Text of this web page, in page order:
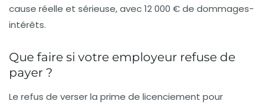
cause réelle et sérieuse, avec 12 000 € de dommages-
intérêts.
Que faire si votre employeur refuse de
payer ?
Le refus de verser la prime de licenciement pour